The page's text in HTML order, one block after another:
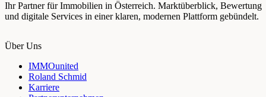
Ihr Partner für Immobilien in Österreich. Marktüberblick, Bewertung
und digitale Services in einer klaren, modernen Plattform gebündelt.
Über Uns
IMMOunited
Roland Schmid
Karriere